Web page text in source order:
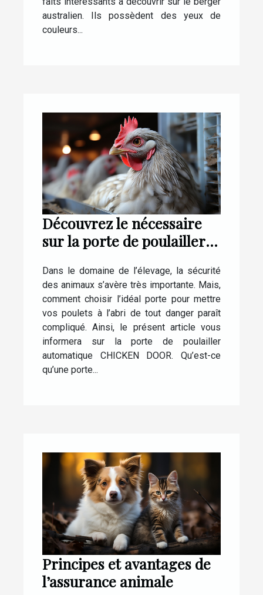
australien. Ils possèdent des yeux de
couleurs...
Découvrez le nécessaire
sur la porte de poulailler
DOOR
Dans le domaine de l’élevage, la sécurité
des animaux s’avère très importante. Mais,
comment choisir l’idéal porte pour mettre
vos poulets à l’abri de tout danger paraît
compliqué. Ainsi, le présent article vous
informera sur la porte de poulailler
automatique CHICKEN DOOR. Qu’est-ce
qu’une porte...
Principes et avantages de
l’assurance animale